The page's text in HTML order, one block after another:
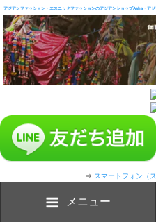
アジアンファッション・エスニックファッションのアジアンショップAsha・ア
⇒ スマートフォン（
メニュー